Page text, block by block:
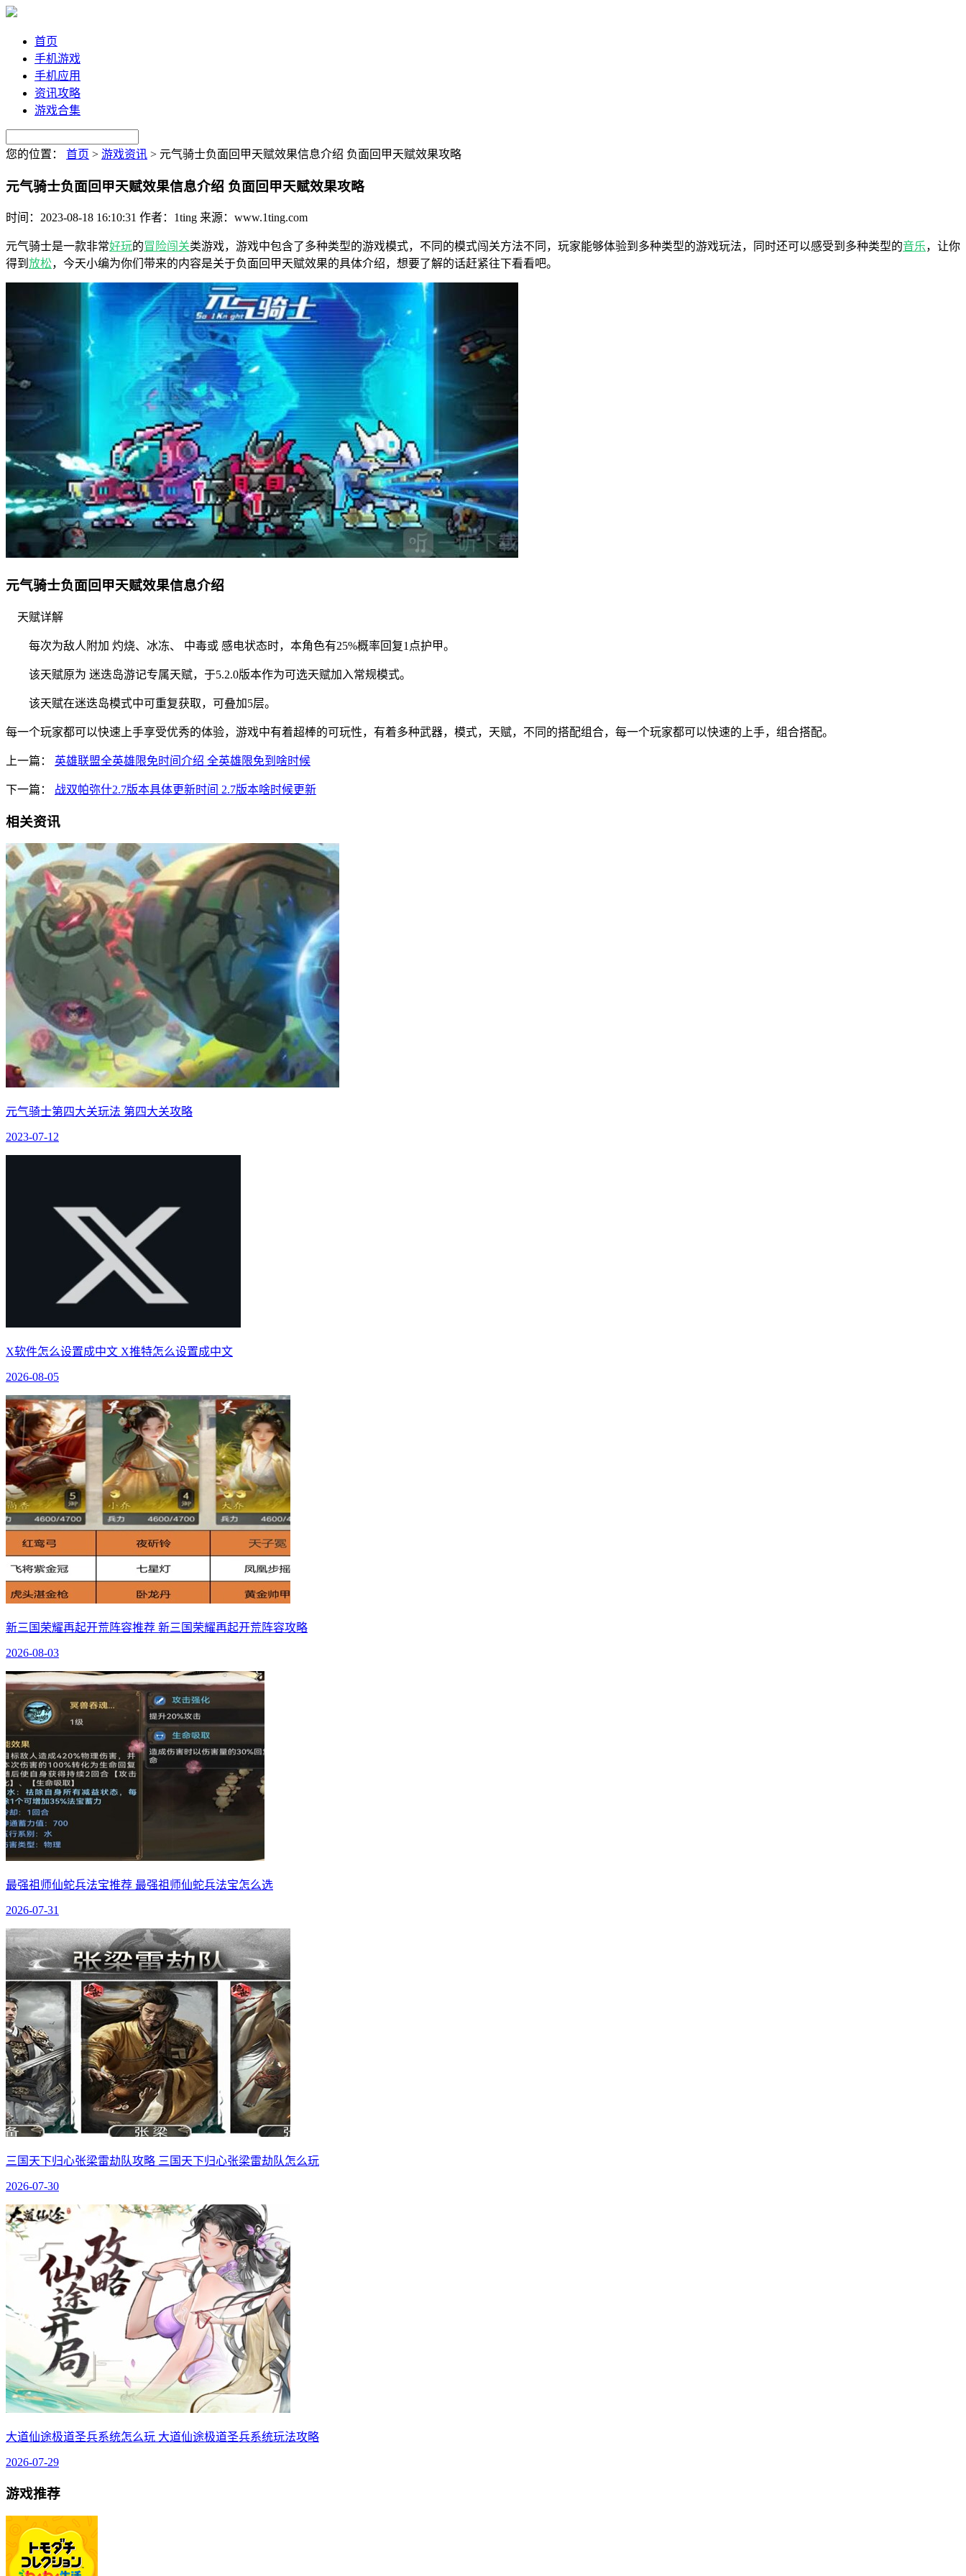
首页
手机游戏
手机应用
资讯攻略
游戏合集
您的位置： 首页 > 游戏资讯 > 元气骑士负面回甲天赋效果信息介绍 负面回甲天赋效果攻略
元气骑士负面回甲天赋效果信息介绍 负面回甲天赋效果攻略
时间：2023-08-18 16:10:31 作者：1ting 来源：www.1ting.com
元气骑士是一款非常好玩的冒险闯关类游戏，游戏中包含了多种类型的游戏模式，不同的模式闯关方法不同，玩家能够体验到多种类型的游戏玩法，同时还可以感受到多种类型的音乐，让你
得到 放松，今天小编为你们带来的内容是关于负面回甲天赋效果的具体介绍，想要了解的话赶紧往下看看吧。
元气骑士负面回甲天赋效果信息介绍
天赋详解
每次为敌人附加 灼烧、冰冻、 中毒或 感电状态时，本角色有25%概率回复1点护甲。
该天赋原为 迷迭岛游记专属天赋，于5.2.0版本作为可选天赋加入常规模式。
该天赋在迷迭岛模式中可重复获取，可叠加5层。
每一个玩家都可以快速上手享受优秀的体验，游戏中有着超棒的可玩性，有着多种武器，模式，天赋，不同的搭配组合，每一个玩家都可以快速的上手，组合搭配。
上一篇： 英雄联盟全英雄限免时间介绍 全英雄限免到啥时候
下一篇： 战双帕弥什2.7版本具体更新时间 2.7版本啥时候更新
相关资讯
元气骑士第四大关玩法 第四大关攻略
2023-07-12
X软件怎么设置成中文 X推特怎么设置成中文
2026-08-05
新三国荣耀再起开荒阵容推荐 新三国荣耀再起开荒阵容攻略
2026-08-03
最强祖师仙蛇兵法宝推荐 最强祖师仙蛇兵法宝怎么选
2026-07-31
三国天下归心张梁雷劫队攻略 三国天下归心张梁雷劫队怎么玩
2026-07-30
大道仙途极道圣兵系统怎么玩 大道仙途极道圣兵系统玩法攻略
2026-07-29
游戏推荐